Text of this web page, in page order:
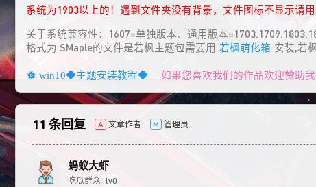
系统为1903以上的！遇到文件夹没有背景，文件图标不显示请
关于系统兼容性：1607=单独版本、通用版本
格式为.SMaple的文件是若枫主题包需要用 若枫萌化箱 安装,若
win10◆主题安装教程◆ 如果您喜欢我们的作品欢迎赞助
11 条回复 A 文章作者 M 管理员
蚂蚁大虾
吃瓜群众 lv0